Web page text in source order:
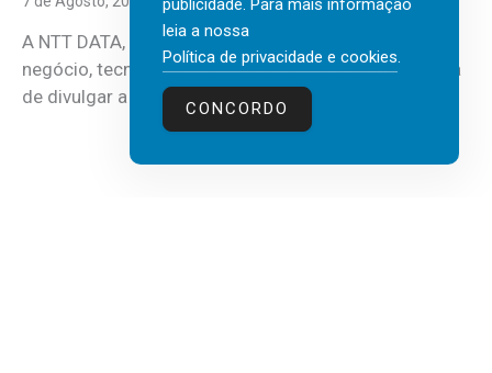
A NTT DATA, consultora global em serviços de
negócio, tecnologia e inteligência artificial (IA), acaba
de divulgar a mais recente...
publicidade. Para mais informação
leia a nossa
Política de privacidade e cookies.
CONCORDO